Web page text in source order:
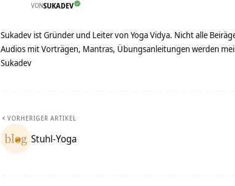
VONSUKADEV
Sukadev ist Gründer und Leiter von Yoga Vidya. Nicht alle
Audios mit Vorträgen, Mantras, Übungsanleitungen werden
Sukadev
VORHERIGER ARTIKEL
Stuhl-Yoga